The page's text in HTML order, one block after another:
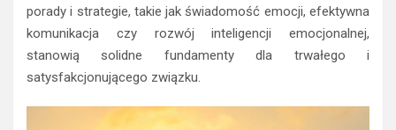
porady i strategie, takie jak świadomość emocji, efektywna
komunikacja czy rozwój inteligencji emocjonalnej,
stanowią solidne fundamenty dla trwałego i
satysfakcjonującego związku.